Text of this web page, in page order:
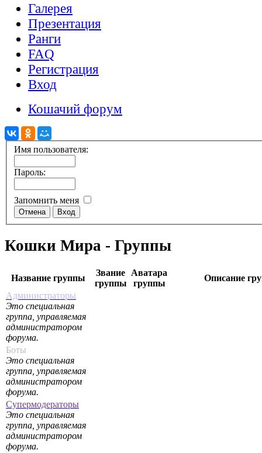
Галерея
Презентация
Ранги
FAQ
Регистрация
Вход
Кошачий форум
Имя пользователя:
Пароль:
Запомнить меня
Кошки Мира - Группы
Название группы
Звание
группы
Аватара
группы
Описание
Администраторы
Это специальная
группа, управляемая
администратором
форума.
Боты
Это специальная
группа, управляемая
администратором
форума.
Супермодераторы
Это специальная
группа, управляемая
администратором
форума.